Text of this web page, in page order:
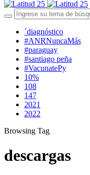
´diagnóstico
#ANRNuncaMás
#paraguay
#santiago peña
#VacunatePy
10%
108
147
2021
2022
Browsing Tag
descargas